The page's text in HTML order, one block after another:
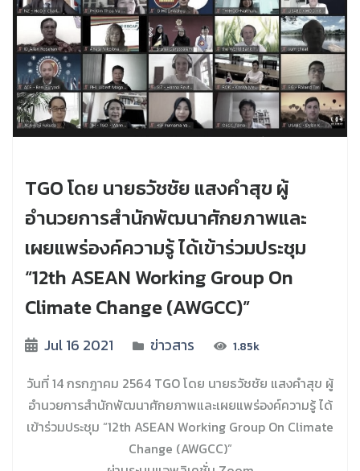
TGO โดย นายธวัชชัย แสงคำสุข ผู้
อำนวยการสำนักพัฒนาศักยภาพและ
เผยแพร่องค์ความรู้ ได้เข้าร่วมประชุม
“12th ASEAN Working Group On
Climate Change (AWGCC)”
Jul 16 2021 ข่าวสาร 1.85k
วันที่ 14 กรกฎาคม 2564 TGO โดย นายธวัชชัย แสงคำสุข ผู้
อำนวยการสำนักพัฒนาศักยภาพและเผยแพร่องค์ความรู้ ได้
เข้าร่วมประชุม “12th ASEAN Working Group On Climate
Change (AWGCC)”